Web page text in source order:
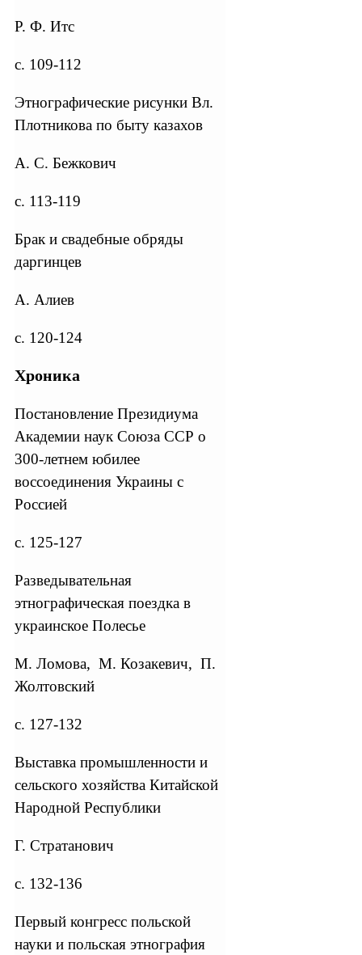
Р. Ф. Итс
с. 109-112
Этнографические рисунки Вл.
Плотникова по быту казахов
А. С. Бежкович
с. 113-119
Брак и свадебные обряды
даргинцев
А. Алиев
с. 120-124
Хроника
Постановление Президиума
Академии наук Союза ССР о
300-летнем юбилее
воссоединения Украины с
Россией
с. 125-127
Разведывательная
этнографическая поездка в
украинское Полесье
М. Ломова, М. Козакевич, П.
Жолтовский
с. 127-132
Выставка промышленности и
сельского хозяйства Китайской
Народной Республики
Г. Стратанович
с. 132-136
Первый конгресс польской
науки и польская этнография